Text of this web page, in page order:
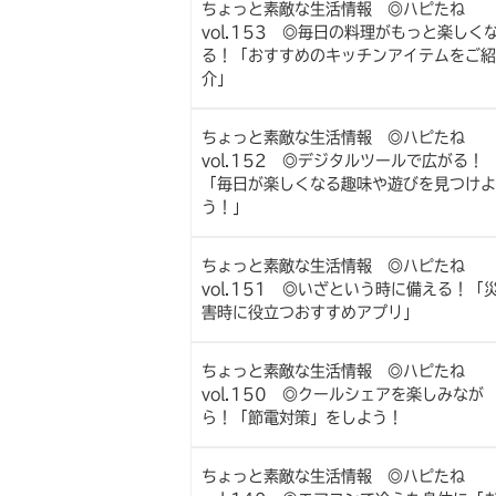
ちょっと素敵な生活情報 ◎ハピたね
vol.153 ◎毎日の料理がもっと楽しく
る！「おすすめのキッチンアイテムをご紹
介」
ちょっと素敵な生活情報 ◎ハピたね
vol.152 ◎デジタルツールで広がる！
「毎日が楽しくなる趣味や遊びを見つけよ
う！」
ちょっと素敵な生活情報 ◎ハピたね
vol.151 ◎いざという時に備える！「
害時に役立つおすすめアプリ」
ちょっと素敵な生活情報 ◎ハピたね
vol.150 ◎クールシェアを楽しみなが
ら！「節電対策」をしよう！
ちょっと素敵な生活情報 ◎ハピたね